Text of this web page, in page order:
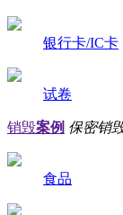
银行卡/IC卡
试卷
销毁案例 保密销
食品